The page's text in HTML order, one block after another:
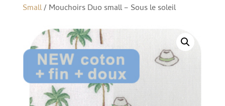
Small/ Mouchoirs Duo small – Sous le soleil